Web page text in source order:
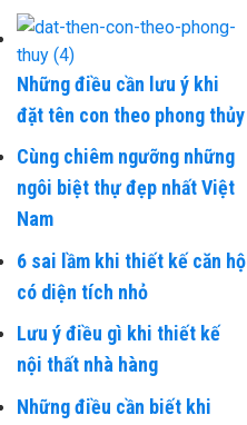
Những điều cần lưu ý khi
đặt tên con theo phong thủy
Cùng chiêm ngưỡng những
ngôi biệt thự đẹp nhất Việt
Nam
6 sai lầm khi thiết kế căn hộ
có diện tích nhỏ
Lưu ý điều gì khi thiết kế
nội thất nhà hàng
Những điều cần biết khi